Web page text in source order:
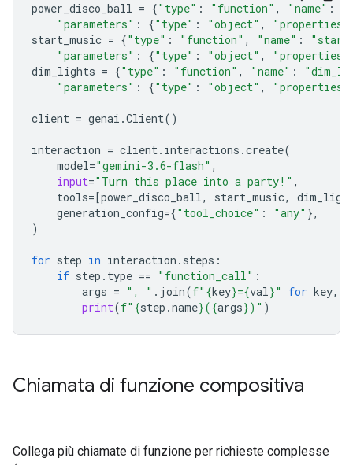
power_disco_ball = {"type" : "function" , "name" :
"parameters" : {"type" : "object" , "properties"
start_music = {"type" : "function" , "name" :
"parameters" : {"type" : "object" , "properties"
dim_lights = {"type" : "function" , "name" :
"parameters" : {"type" : "object" , "properties"
client = genai .Client()
interaction = client. interactions .create(
model="gemini-3.6-flash" ,
input="Turn this place into a party!" ,
tools= [power_disco_ball, start_music,
generation_config={"tool_choice" : "any" },
)
for step in interaction . steps :
if step . type == "function_call" :
args = ", " . join(f" {key}={val}" for key,
print(f" {step .name}({args})" )
Chiamata di funzione compositiva
Collega più chiamate di funzione per richieste complesse